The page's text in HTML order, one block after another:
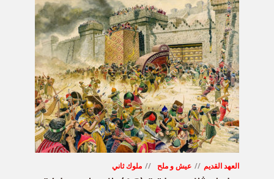
العهد القديم عيش و ملح ملوك ثاني